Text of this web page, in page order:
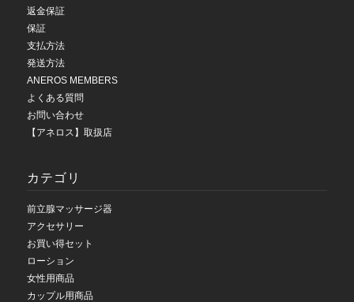
返金保証
保証
支払方法
発送方法
ANEROS MEMBERS
よくある質問
お問い合わせ
【アネロス】取扱店
カテゴリ
前立腺マッサージ器
アクセサリー
お買い得セット
ローション
女性用商品
カップル用商品